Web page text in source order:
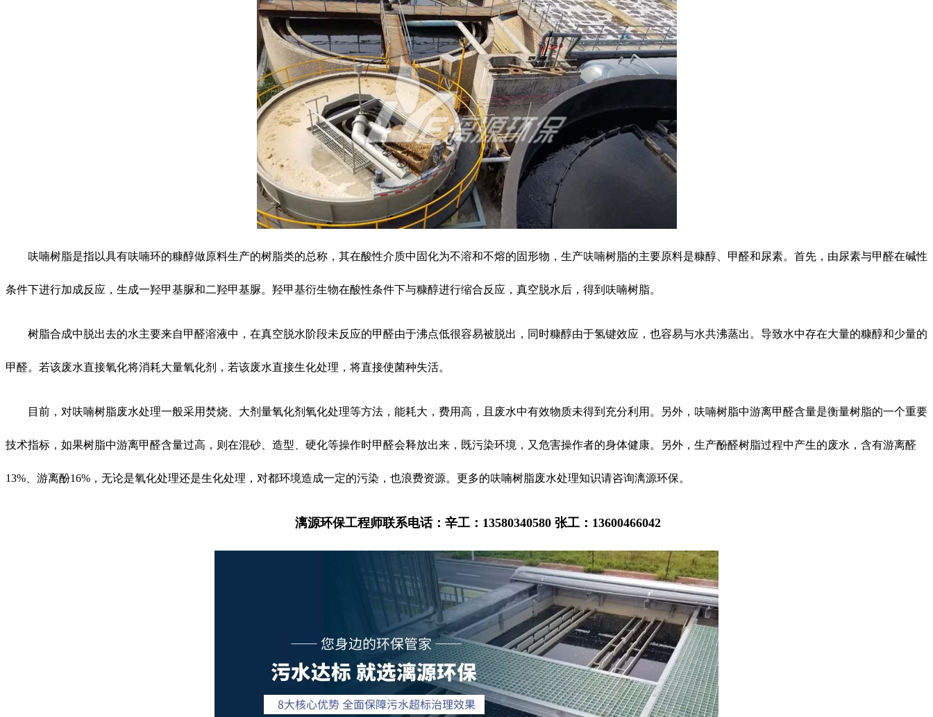
呋喃树脂是指以具有呋喃环的糠醇做原料生产的树脂类的总称，其在酸性介质中固化为不溶和不熔的固形物，生产呋喃树脂的主要原料是糠醇、甲醛和尿素。首先，由尿素与甲醛在碱性
条件下进行加成反应，生成一羟甲基脲和二羟甲基脲。羟甲基衍生物在酸性条件下与糠醇进行缩合反应，真空脱水后，得到呋喃树脂。
树脂合成中脱出去的水主要来自甲醛溶液中，在真空脱水阶段未反应的甲醛由于沸点低很容易被脱出，同时糠醇由于氢键效应，也容易与水共沸蒸出。导致水中存在大量的糠醇和少量的
甲醛。若该废水直接氧化将消耗大量氧化剂，若该废水直接生化处理，将直接使菌种失活。
目前，对呋喃树脂废水处理一般采用焚烧、大剂量氧化剂氧化处理等方法，能耗大，费用高，且废水中有效物质未得到充分利用。另外，呋喃树脂中游离甲醛含量是衡量树脂的一个重要
技术指标，如果树脂中游离甲醛含量过高，则在混砂、造型、硬化等操作时甲醛会释放出来，既污染环境，又危害操作者的身体健康。另外，生产酚醛树脂过程中产生的废水，含有游离醛
13%、游离酚16%，无论是氧化处理还是生化处理，对都环境造成一定的污染，也浪费资源。更多的呋喃树脂废水处理知识请咨询漓源环保。
漓源环保工程师联系电话：辛工：13580340580 张工：13600466042